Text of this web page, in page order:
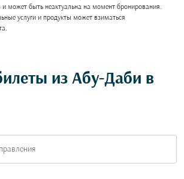
может быть неактуальна на момент бронирования.
услуги и продукты может взиматься
из Абу-Даби в